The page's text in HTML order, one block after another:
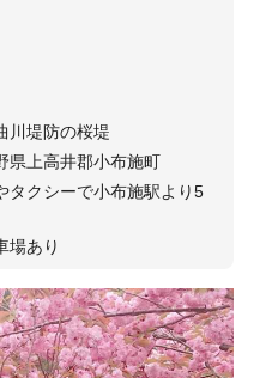
川堤防の桜堤
県上高井郡小布施町
タクシーで小布施駅より5
場あり